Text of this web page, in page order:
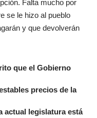
Falta mucho por
se le hizo al pueblo
y que devolverán
que el Gobierno
precios de la
actual legislatura está